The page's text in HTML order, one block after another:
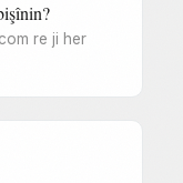
re ji her